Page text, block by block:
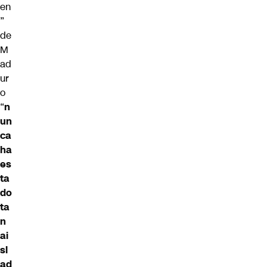
en
”
de
M
ad
ur
o
“n
un
ca
ha
es
ta
do
ta
n
ai
sl
ad